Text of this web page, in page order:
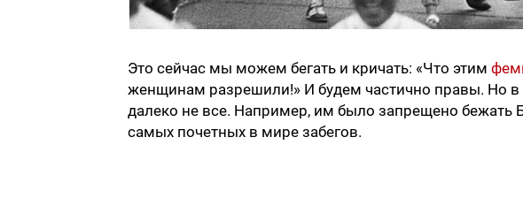
Это сейчас мы можем бегать и кричать: «Что этим
женщинам разрешили!» И будем частично правы. Но
далеко не все. Например, им было запрещено бежать
самых почетных в мире забегов.